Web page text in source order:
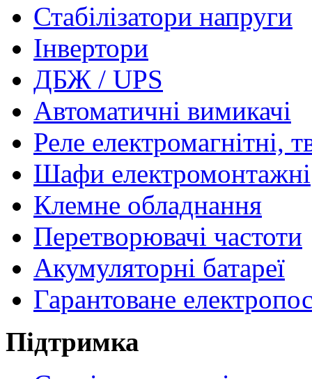
Стабілізатори напруги
Інвертори
ДБЖ / UPS
Автоматичні вимикачі
Реле електромагнітні,
Шафи електромонтажні
Клемне обладнання
Перетворювачі частоти
Акумуляторні батареї
Гарантоване
Підтримка